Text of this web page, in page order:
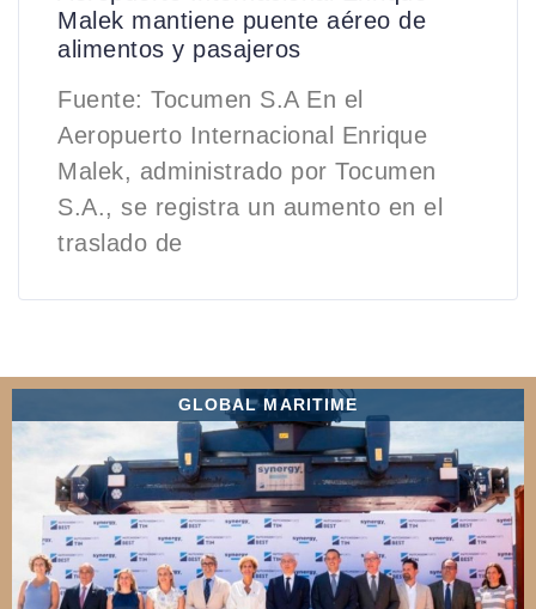
Malek mantiene puente aéreo de
alimentos y pasajeros
Fuente: Tocumen S.A En el
Aeropuerto Internacional Enrique
Malek, administrado por Tocumen
S.A., se registra un aumento en el
traslado de
GLOBAL MARITIME